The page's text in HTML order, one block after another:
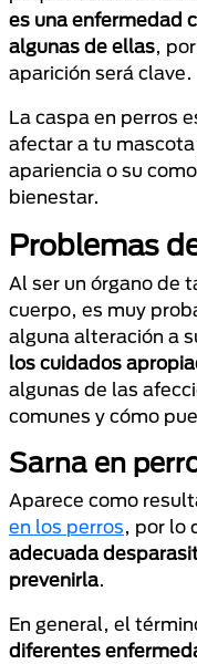
es una enfermedad
algunas de ellas ,
aparición será clave.
La caspa en perros
afectar a tu mascota
apariencia o su
bienestar.
Problemas
Al ser un órgano de
cuerpo, es muy
alguna alteración a
los cuidados
algunas de las
comunes y cómo
Sarna en
Aparece como
en los perros , por
adecuada
prevenirla
En general, el
diferentes